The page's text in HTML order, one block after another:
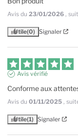
Avis du 23/01/2026 ,
Utile(0) Signaler
Avis vérifié
Conforme aux
Avis du 01/11/2025 ,
Utile(1) Signaler